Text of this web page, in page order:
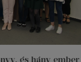
és hány ember